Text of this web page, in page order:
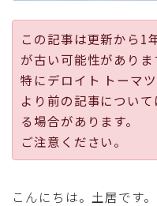
公式ページ
この記事は更新から1
が古い可能性がありま
特にデロイト トーマ
より前の記事につい
る場合があります。
ご注意ください。
こんにちは。土居です